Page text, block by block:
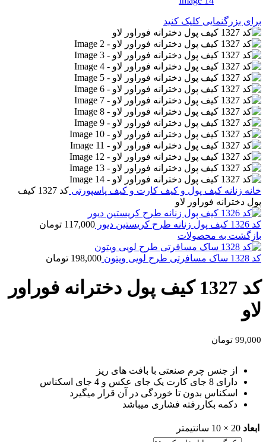
برای بزرگنمایی کلیک کنید
خانه زنانه کیف پول و کیف کارت و کیف پاسپورتی
کد 1327 کیف
پول دخترانه فوراور لاو
کد 1326 کیف پول زنانه طرح کریستین دیور 117,000 تومان
بازگشت به محصولات
کد 1328 ساک مسافرتی طرح لویی ویتون 198,000 تومان
کد 1327 کیف پول دخترانه فوراور
لاو
99,000 تومان
از جنس چرم صنعتی با بافت های ریز
دارای 8 جای کارت یک جای عکس و 4 جای اسکناس
اسکناس بدون تا خوردگی در آن قرار میگیرد
دکمه بکاررفته فشاری میباشد
ابعاد 20 × 10 سانتیمتر